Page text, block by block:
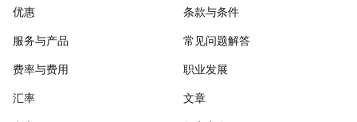
优惠
服务与产品
费率与费用
汇率
条款与条件
常见问题解答
职业发展
文章